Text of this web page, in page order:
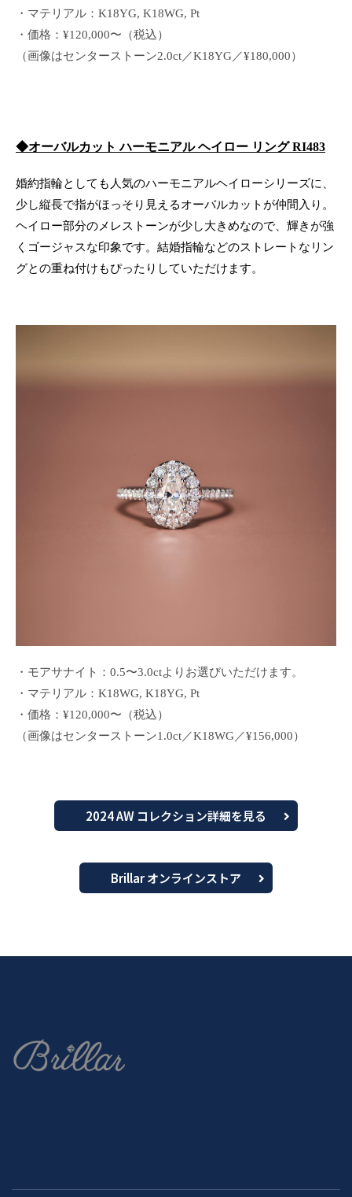
・マテリアル：K18YG, K18WG, Pt
・価格：¥120,000〜（税込）
（画像はセンターストーン2.0ct／K18YG／¥180,000）
◆オーバルカット ハーモニアル ヘイロー リング RI483
婚約指輪としても人気のハーモニアルヘイローシリーズに、
少し縦長で指がほっそり見えるオーバルカットが仲間入り。
ヘイロー部分のメレストーンが少し大きめなので、輝きが強
くゴージャスな印象です。結婚指輪などのストレートなリン
グとの重ね付けもぴったりしていただけます。
・モアサナイト：0.5〜3.0ctよりお選びいただけます。
・マテリアル：K18WG, K18YG, Pt
・価格：¥120,000〜（税込）
（画像はセンターストーン1.0ct／K18WG／¥156,000）
2024 AW コレクション詳細を見る
Brillar オンラインストア